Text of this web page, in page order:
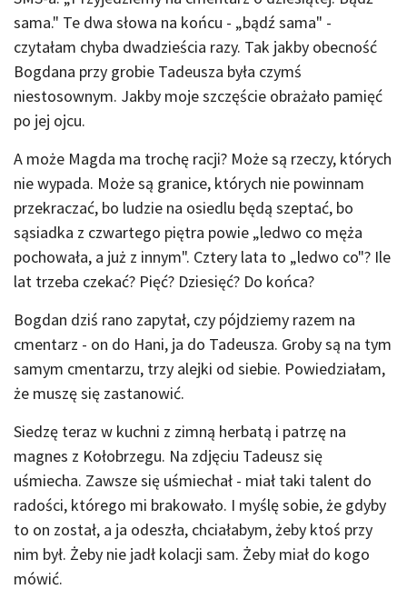
sama." Te dwa słowa na końcu - „bądź sama" -
czytałam chyba dwadzieścia razy. Tak jakby obecność
Bogdana przy grobie Tadeusza była czymś
niestosownym. Jakby moje szczęście obrażało pamięć
po jej ojcu.
A może Magda ma trochę racji? Może są rzeczy, których
nie wypada. Może są granice, których nie powinnam
przekraczać, bo ludzie na osiedlu będą szeptać, bo
sąsiadka z czwartego piętra powie „ledwo co męża
pochowała, a już z innym". Cztery lata to „ledwo co"? Ile
lat trzeba czekać? Pięć? Dziesięć? Do końca?
Bogdan dziś rano zapytał, czy pójdziemy razem na
cmentarz - on do Hani, ja do Tadeusza. Groby są na tym
samym cmentarzu, trzy alejki od siebie. Powiedziałam,
że muszę się zastanowić.
Siedzę teraz w kuchni z zimną herbatą i patrzę na
magnes z Kołobrzegu. Na zdjęciu Tadeusz się
uśmiecha. Zawsze się uśmiechał - miał taki talent do
radości, którego mi brakowało. I myślę sobie, że gdyby
to on został, a ja odeszła, chciałabym, żeby ktoś przy
nim był. Żeby nie jadł kolacji sam. Żeby miał do kogo
mówić.